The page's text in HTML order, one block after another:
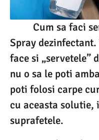
Cum sa faci
Spray
face si „servetele”
nu o sa le poti
poti folosi carpe
cu aceasta solutie,
suprafetele.